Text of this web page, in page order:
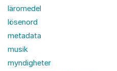
läromedel
lösenord
metadata
musik
myndigheter